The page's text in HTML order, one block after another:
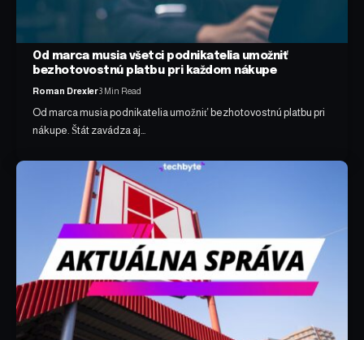
Od marca musia všetci podnikatelia umožniť
bezhotovostnú platbu pri každom nákupe
Roman Drexler3 Min Read
Od marca musia podnikatelia umožniť bezhotovostnú platbu pri
nákupe. Štát zavádza aj…